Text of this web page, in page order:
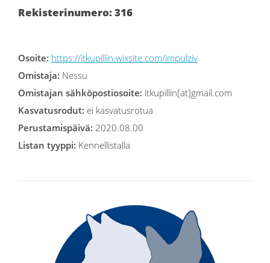
Rekisterinumero: 316
Osoite: https://itkupillin.wixsite.com/impulziv
Omistaja: Nessu
Omistajan sähköpostiosoite: itkupillin[at]gmail.com
Kasvatusrodut: ei kasvatusrotua
Perustamispäivä: 2020.08.00
Listan tyyppi: Kennellistalla